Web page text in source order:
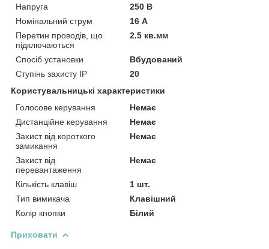
Напруга
250 В
Номінальний струм
16 А
Перетин проводів, що
підключаються
2.5 кв.мм
Спосіб установки
Вбудований
Ступінь захисту IP
20
Користувальницькі характеристики
Голосове керування
Немає
Дистанційне керування
Немає
Захист від короткого
замикання
Немає
Захист від
перевантаження
Немає
Кількість клавіш
1 шт.
Тип вимикача
Клавішний
Колір кнопки
Білий
Приховати